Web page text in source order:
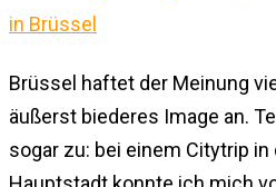
Brüssel haftet der Meinung
äußerst biederes Image an.
sogar zu: bei einem Citytrip